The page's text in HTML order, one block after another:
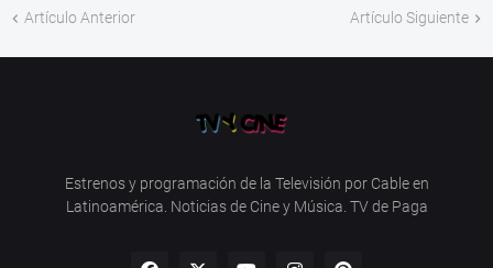
Artículo Anterior Artículo Siguiente
Estrenos y programación de la Televisión por Cable en
Latinoamérica. Noticias de Cine y Música. TV de Paga